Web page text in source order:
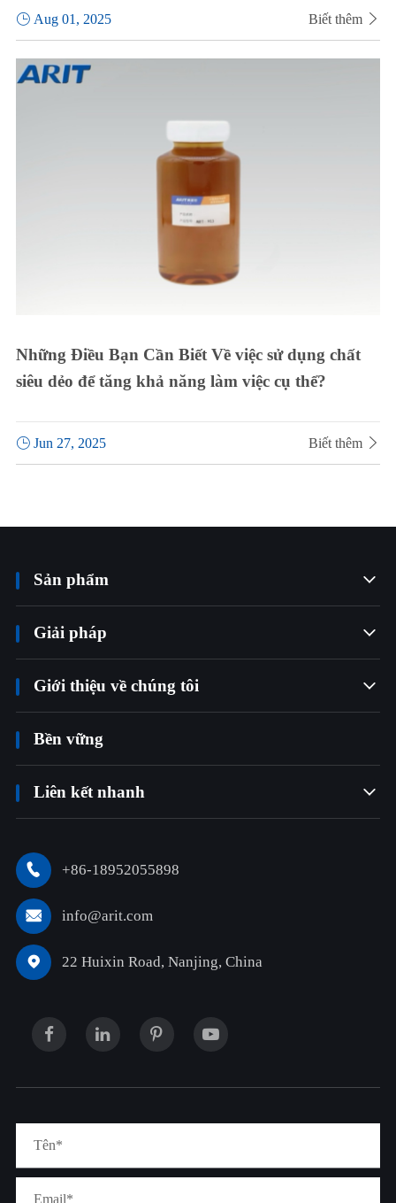
Aug 01, 2025 Biết thêm 
Những Điều Bạn Cần Biết Về việc sử dụng chất
siêu dẻo để tăng khả năng làm việc cụ thể?
Jun 27, 2025 Biết thêm 
Sản phẩm 
Giải pháp 
Giới thiệu về chúng tôi 
Bền vững
Liên kết nhanh 
 +86-18952055898
 info@arit.com
 22 Huixin Road, Nanjing, China